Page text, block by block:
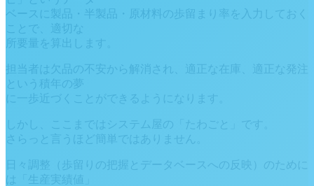
ベースに製品・半製品・原材料の歩留まり率を入力しておく
ことで、適切な
所要量を算出します。
担当者は欠品の不安から解消され、適正な在庫、適正な発注
という積年の夢
に一歩近づくことができるようになります。
しかし、ここまではシステム屋の「たわごと」です。
さらっと言うほど簡単ではありません。
日々調整（歩留りの把握とデータベースへの反映）のために
は「生産実績値」